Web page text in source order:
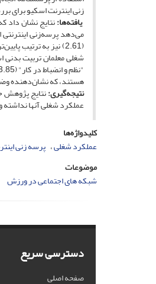
زنی اینترنت اسکیو برای
یافته‌ها:
هستند، که نشان‌دهنده
نتیجه‌گیری:نتایج پژوهش
عملکرد شغلی آنها نداشته
کلیدواژه‌ها
عملکرد شغلی پرسه زنی
موضوعات
شبکه های اجتماعی در ورزش
دسترسی سریع
صفحه اصلی